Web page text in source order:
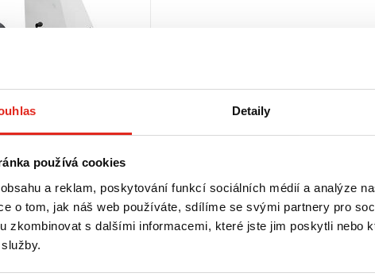
Detaily
používá cookies
a reklam, poskytování funkcí sociálních médií a analýze
o tom, jak náš web používáte, sdílíme se svými partnery pro
zkombinovat s dalšími informacemi, které jste jim poskytli nebo
Kč s DPH
PLEXI YAMAHA BW'S
PIAGGIO TYPHOON
MBK/KEEWAY 288A
objednávku